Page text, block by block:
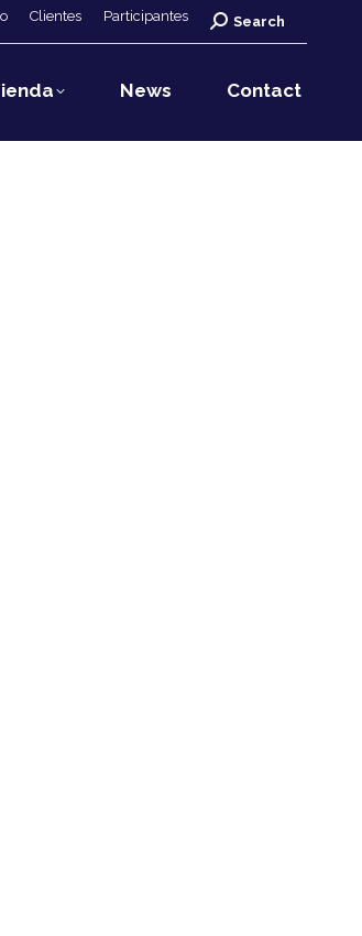
Clientes Participantes Search:
Search
News Contact